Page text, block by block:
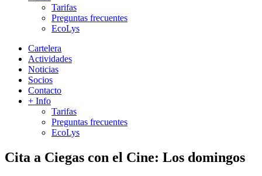
Tarifas
Preguntas frecuentes
EcoLys
Cartelera
Actividades
Noticias
Socios
Contacto
+ Info
Tarifas
Preguntas frecuentes
EcoLys
Cita a Ciegas con el Cine: Los domingos